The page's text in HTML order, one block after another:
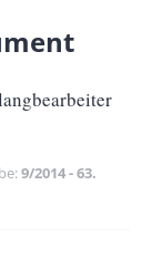
9/2014 - 63.